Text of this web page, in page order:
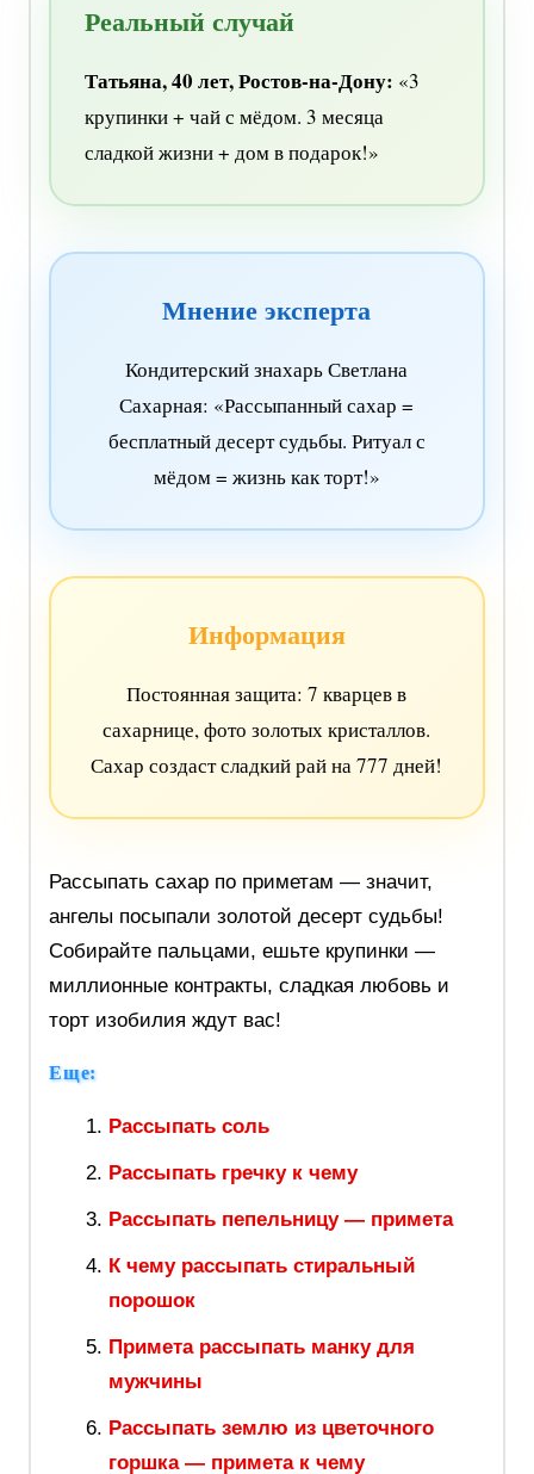
Реальный случай
Татьяна, 40 лет, Ростов-на-Дону: «3
крупинки + чай с мёдом. 3 месяца
сладкой жизни + дом в подарок!»
Мнение эксперта
Кондитерский знахарь Светлана
Сахарная: «Рассыпанный сахар =
бесплатный десерт судьбы. Ритуал с
мёдом = жизнь как торт!»
Информация
Постоянная защита: 7 кварцев в
сахарнице, фото золотых кристаллов.
Сахар создаст сладкий рай на 777 дней!
Рассыпать сахар по приметам — значит,
ангелы посыпали золотой десерт судьбы!
Собирайте пальцами, ешьте крупинки —
миллионные контракты, сладкая любовь и
торт изобилия ждут вас!
Еще:
Рассыпать соль
Рассыпать гречку к чему
Рассыпать пепельницу — примета
К чему рассыпать стиральный
порошок
Примета рассыпать манку для
мужчины
Рассыпать землю из цветочного
горшка — примета к чему